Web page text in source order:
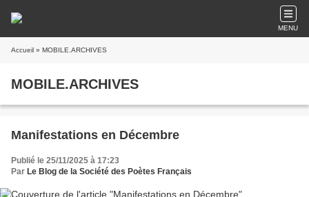
MENU
Accueil » MOBILE.ARCHIVES
MOBILE.ARCHIVES
Manifestations en Décembre
Publié le 25/11/2025 à 17:23
Par Le Blog de la Société des Poètes Français